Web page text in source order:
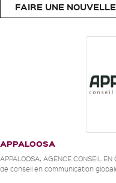
FAIRE UNE
APPALOOSA
APPALOOSA, AGENCE CONSEIL
de conseil en communication